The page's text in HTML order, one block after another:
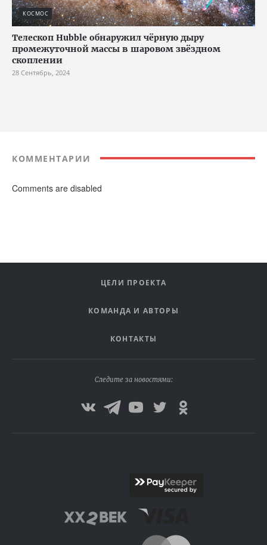
КОСМОС
Телескоп Hubble обнаружил чёрную дыру
промежуточной массы в шаровом звёздном
скоплении
28 Сентябрь, 2024
КОММЕНТАРИИ
Comments are disabled
ЦЕЛИ ПРОЕКТА
КОМАНДА И АВТОРЫ
КОНТАКТЫ
Следите за новостями: